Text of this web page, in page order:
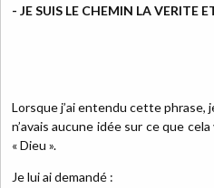
- JE SUIS LE CHEMIN LA VERITE
Lorsque j’ai entendu cette phrase,
n’avais aucune idée sur ce que
« Dieu ».
Je lui ai demandé :